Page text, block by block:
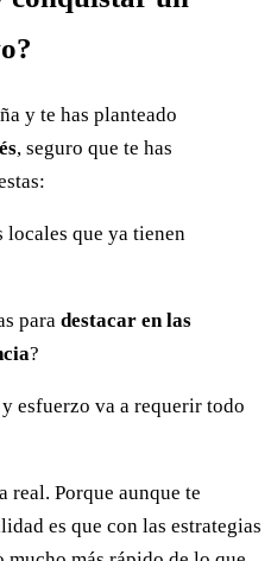
y te has planteado
, seguro que te has
locales que ya tienen
para destacar en las
?
esfuerzo va a requerir todo
real. Porque aunque te
es que con las estrategias